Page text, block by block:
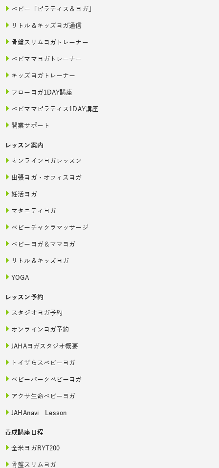
ベビー「ピラティス＆ヨガ」
リトル＆キッズヨガ通信
骨盤スリムヨガトレーナー
ベビママヨガトレーナー
キッズヨガトレーナー
フローヨガ1DAY講座
ベビママピラティス1DAY講座
開業サポート
レッスン案内
オンラインヨガレッスン
出張ヨガ・オフィスヨガ
妊活ヨガ
マタニティヨガ
ベビーチャクラマッサージ
ベビーヨガ＆ママヨガ
リトル＆キッズヨガ
YOGA
レッスン予約
スタジオヨガ予約
オンラインヨガ予約
JAHAヨガスタジオ概要
トイザらスベビーヨガ
ベビーパークベビーヨガ
アクサ生命ベビーヨガ
JAHAnavi Lesson
養成講座日程
全米ヨガRYT200
骨盤スリムヨガ